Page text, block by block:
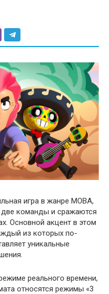
игра в жанре MOBA,
две команды и сражаются
Основной акцент в этом
из которых по-
уникальные
реального времени,
относятся режимы «3